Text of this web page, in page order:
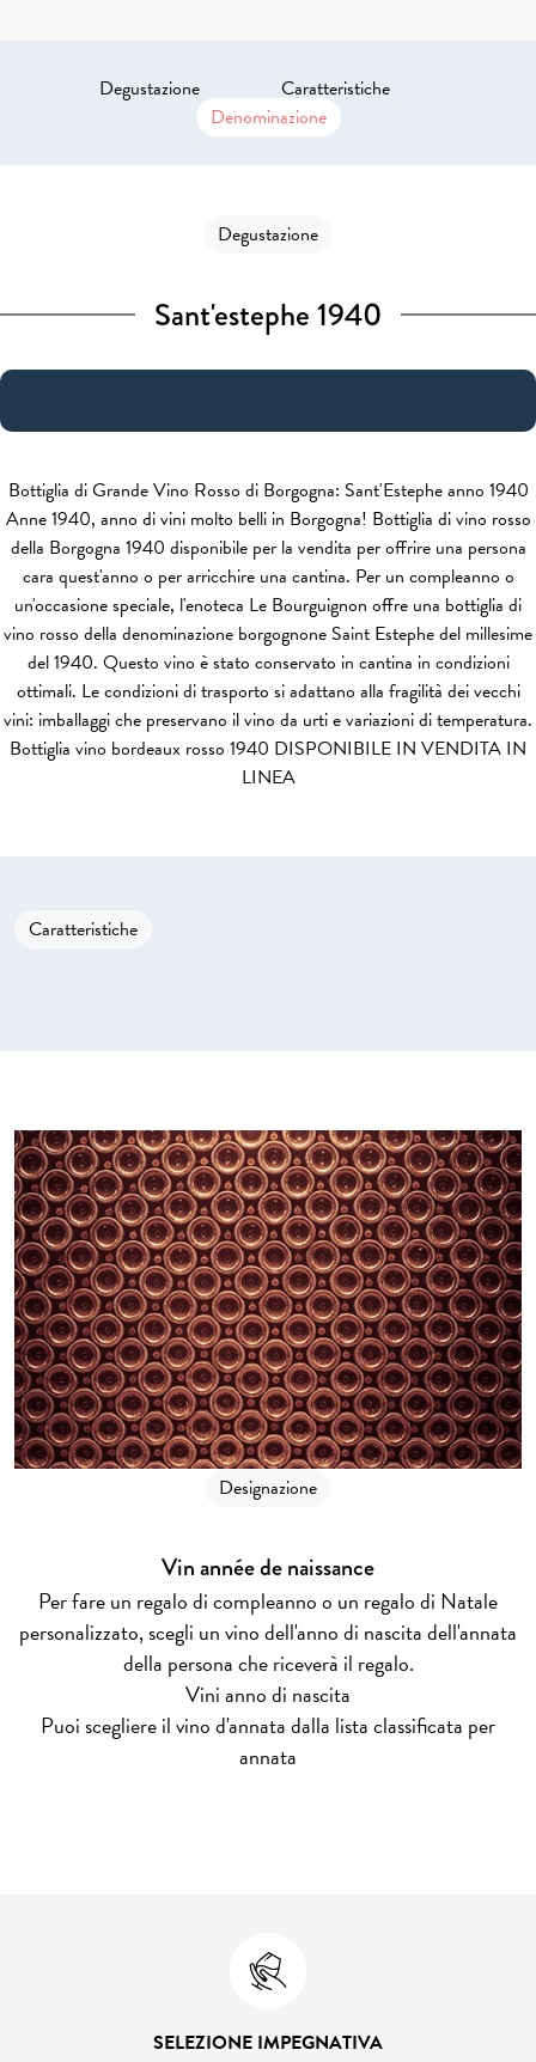
Degustazione
Caratteristiche
Denominazione
Degustazione
Sant'estephe 1940
Bottiglia di Grande Vino Rosso di Borgogna: Sant'Estephe anno 1940
Anne 1940, anno di vini molto belli in Borgogna! Bottiglia di vino rosso
della Borgogna 1940 disponibile per la vendita per offrire una persona
cara quest'anno o per arricchire una cantina. Per un compleanno o
un'occasione speciale, l'enoteca Le Bourguignon offre una bottiglia di
vino rosso della denominazione borgognone Saint Estephe del millesime
del 1940. Questo vino è stato conservato in cantina in condizioni
ottimali. Le condizioni di trasporto si adattano alla fragilità dei vecchi
vini: imballaggi che preservano il vino da urti e variazioni di temperatura.
Bottiglia vino bordeaux rosso 1940 DISPONIBILE IN VENDITA IN
LINEA
Caratteristiche
Designazione
Vin année de naissance
Per fare un regalo di compleanno o un regalo di Natale
personalizzato, scegli un vino dell'anno di nascita dell'annata
della persona che riceverà il regalo.
Vini anno di nascita
Puoi scegliere il vino d'annata dalla lista classificata per
annata
SELEZIONE IMPEGNATIVA